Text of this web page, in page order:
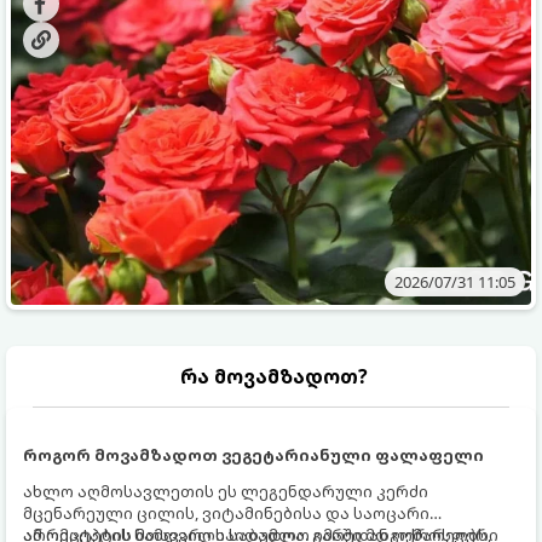
ვიცოდეთ, რომელი სასუქები გამოიყენება ამ დროს.
2026/07/31 11:05
რა მოვამზადოთ?
როგორ მოვამზადოთ ვეგეტარიანული ფალაფელი
ახლო აღმოსავლეთის ეს ლეგენდარული კერძი
მცენარეული ცილის, ვიტამინებისა და საოცარი
არომატების ნამდვილი საბადოა. გარედან ოქროსფერი
ამ რეცეპტის მთავარი საიდუმლო იმაში მდგომარეობს,